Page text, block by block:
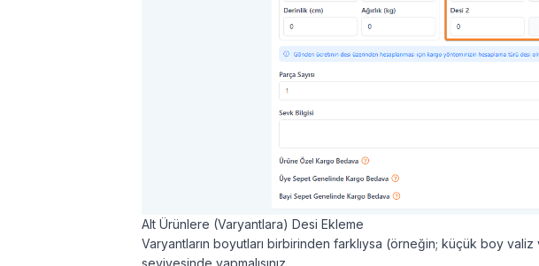
Alt Ürünlere (Varyantlara) Desi Ekleme
Varyantların boyutları birbirinden farklıysa (örneğin; küçük boy
seviyesinde yapmalısınız.